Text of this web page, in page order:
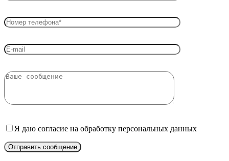
Я даю согласие на обработку персональных данных